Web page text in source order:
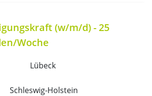
(w/m/d) - 25
Woche
Lübeck
Schleswig-Holstein